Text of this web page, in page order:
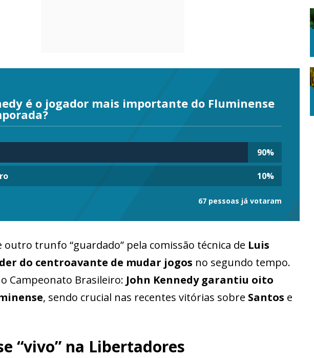
é o jogador mais importante do Fluminense
90%
10%
67 pessoas já votaram
outro trunfo “guardado” pela comissão técnica de Luis
do centroavante de mudar jogos no segundo tempo.
Campeonato Brasileiro: John Kennedy garantiu oito
, sendo crucial nas recentes vitórias sobre Santos e
“vivo” na Libertadores